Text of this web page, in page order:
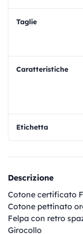
Taglie
Caratteristiche
Etichetta
Descrizione
Cotone certificato
Cotone pettinato
Felpa con retro
Girocollo